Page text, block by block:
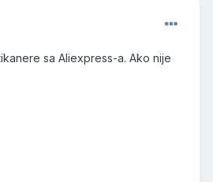
sa Aliexpress-a. Ako nije